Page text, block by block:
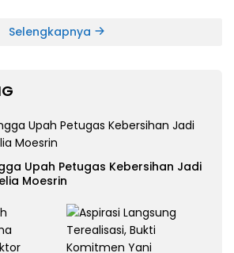
Selengkapnya
Upah Petugas Kebersihan Jadi
Moesrin